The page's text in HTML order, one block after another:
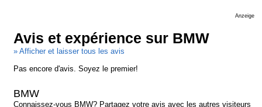
Anzeige
Avis et expérience sur BMW
» Afficher et laisser tous les avis
Pas encore d'avis. Soyez le premier!
BMW
Connaissez-vous BMW? Partagez votre avis avec les autres visiteurs